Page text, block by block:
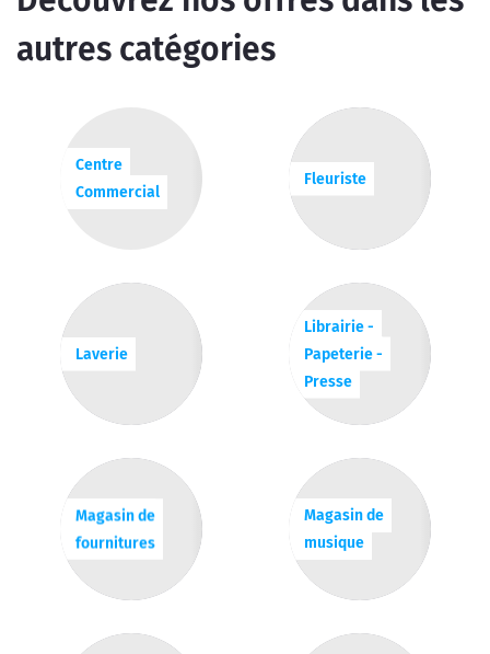
autres catégories
Centre
Commercial
Fleuriste
Laverie
Librairie -
Papeterie -
Presse
Magasin de
fournitures
Magasin de
musique